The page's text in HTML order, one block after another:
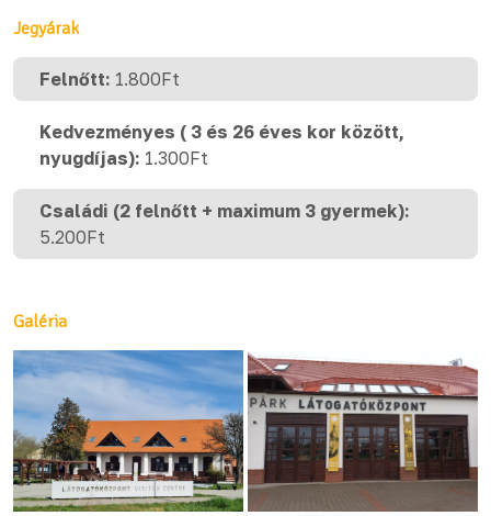
Jegyárak
Felnőtt: 1.800Ft
Kedvezményes ( 3 és 26 éves kor között,
nyugdíjas): 1.300Ft
Családi (2 felnőtt + maximum 3 gyermek):
5.200Ft
Galéria